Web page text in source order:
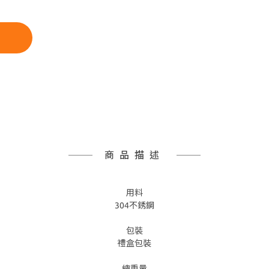
商品描述
用料
304不銹鋼
包裝
禮盒包裝